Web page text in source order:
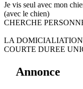
Je vis seul avec mon
(avec le chien)
CHERCHE
LA DOMICIALIATION
COURTE DUREE
Annonce